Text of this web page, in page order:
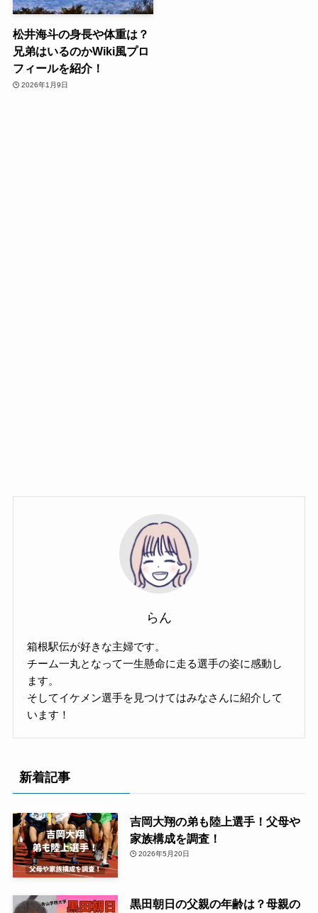
松井海斗の身長や体重は？
兄弟はいるのかWiki風プロ
フィールを紹介！
2026年1月9日
らん
箱根駅伝が好きな主婦です。
チーム一丸となって一生懸命に走る選手の姿に感動し
ます。
そしてイケメン選手を見つけてはみなさんに紹介して
います！
新着記事
吉岡大翔の弟も陸上選手！父母や
家族構成を調査！
2026年5月20日
黒田朝日の父親の年齢は？母親の